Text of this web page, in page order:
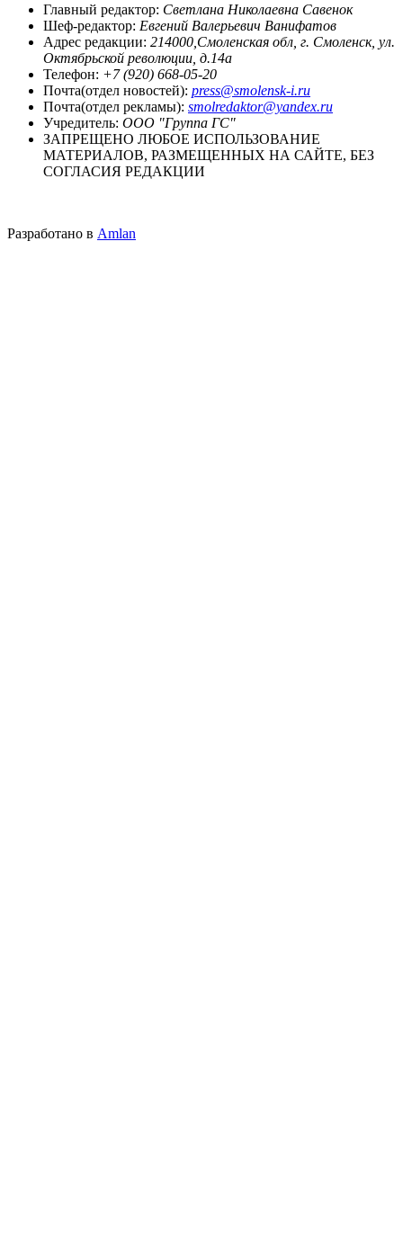
Главный редактор: Светлана Николаевна Савенок
Шеф-редактор: Евгений Валерьевич Ванифатов
Адрес редакции: 214000,Смоленская обл, г. Смоленск, ул.
Октябрьской революции, д.14а
Телефон: +7 (920) 668-05-20
Почта(отдел новостей): press@smolensk-i.ru
Почта(отдел рекламы): smolredaktor@yandex.ru
Учредитель: ООО "Группа ГС"
ЗАПРЕЩЕНО ЛЮБОЕ ИСПОЛЬЗОВАНИЕ
МАТЕРИАЛОВ, РАЗМЕЩЕННЫХ НА САЙТЕ, БЕЗ
СОГЛАСИЯ РЕДАКЦИИ
Разработано в Amlan